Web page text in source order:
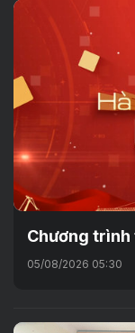
Chương
05/08/2026 05:30